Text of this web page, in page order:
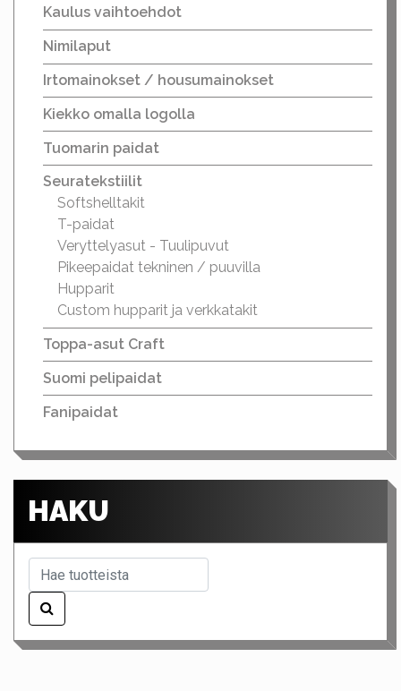
Kaulus vaihtoehdot
Nimilaput
Irtomainokset / housumainokset
Kiekko omalla logolla
Tuomarin paidat
Seuratekstiilit
Softshelltakit
T-paidat
Veryttelyasut - Tuulipuvut
Pikeepaidat tekninen / puuvilla
Hupparit
Custom hupparit ja verkkatakit
Toppa-asut Craft
Suomi pelipaidat
Fanipaidat
HAKU